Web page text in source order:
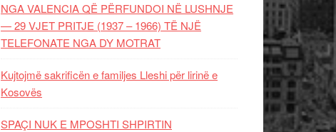
NGA VALENCIA QË PËRFUNDOI NË LUSHNJE
— 29 VJET PRITJE (1937 – 1966) TË NJË
TELEFONATE NGA DY MOTRAT
Kujtojmë sakrificën e familjes Lleshi për lirinë e
Kosovës
SPAÇI NUK E MPOSHTI SHPIRTIN